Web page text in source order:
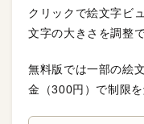
クリックで絵文字ビ
文字の大きさを調整
無料版では一部の絵
金（300円）で制限を